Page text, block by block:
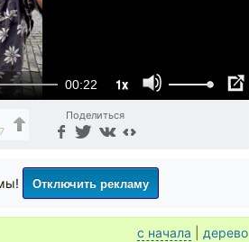
00:22 1x
7
Поделиться
Отключить рекламу
с начала дерево